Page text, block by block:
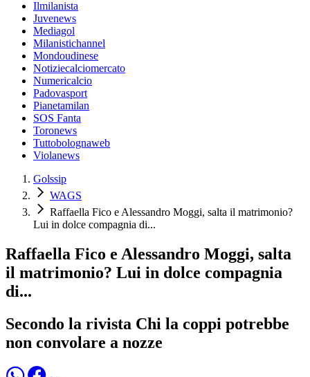
Ilmilanista
Juvenews
Mediagol
Milanistichannel
Mondoudinese
Notiziecalciomercato
Numericalcio
Padovasport
Pianetamilan
SOS Fanta
Toronews
Tuttobolognaweb
Violanews
Golssip
WAGS
Raffaella Fico e Alessandro Moggi, salta il matrimonio?
Lui in dolce compagnia di...
Raffaella Fico e Alessandro Moggi, salta
il matrimonio? Lui in dolce compagnia
di...
Secondo la rivista Chi la coppi potrebbe
non convolare a nozze